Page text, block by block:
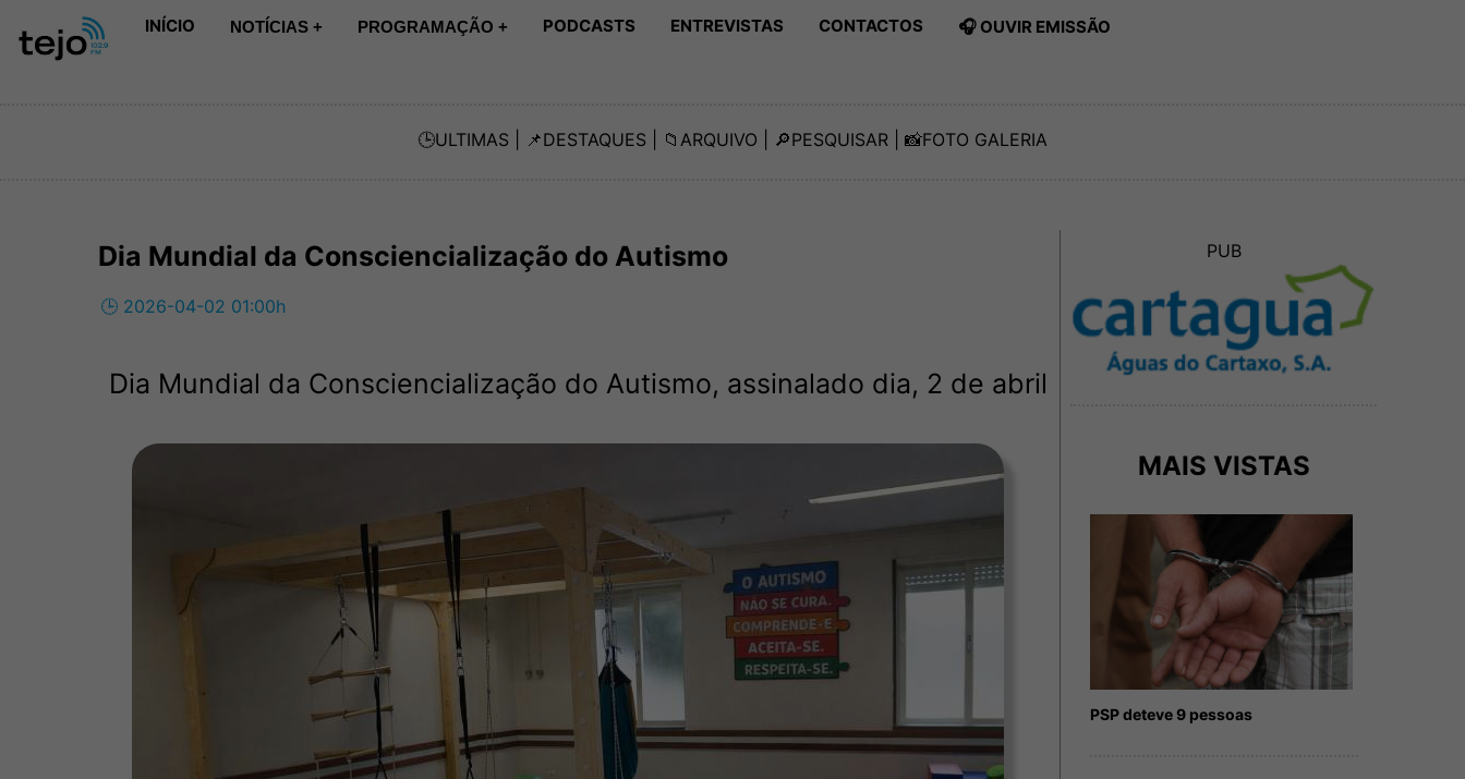
INÍCIO NOTÍCIAS + PROGRAMAÇÃO + PODCASTS ENTREVISTAS CONTACTOS 🎧 OUVIR EMISSÃO
🕒ULTIMAS | 📌DESTAQUES | 📁 ARQUIVO | 🔎PESQUISAR | 📸FOTO GALERIA
Dia Mundial da Consciencialização do Autismo
🕒 2026-04-02 01:00h
Dia Mundial da Consciencialização do Autismo, assinalado dia, 2 de abril
PUB
MAIS VISTAS
PSP deteve 9 pessoas